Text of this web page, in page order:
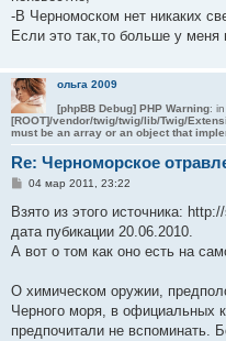
-В Черномоском нет никаких
Если это так,то больше у меня
ольга 2009
[phpBB Debug] PHP Warning:
[ROOT]/vendor/twig/twig/lib/Twig/
must be an array or an object that
Re: Черноморское
С
о
щ
е
е
04 мар 2011, 23:22
Взято из этого источника:
дата пубикации 20.06.2010.
А вот о том как оно есть на
О химическом оружии,
Черного моря, в официальных
предпочитали не вспоминать.